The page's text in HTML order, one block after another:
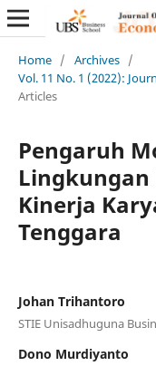
Home / Archives /
Vol. 11 No. 1 (2022):
Articles
Pengaruh
Lingkungan
Kinerja
Tenggara
Johan Trihantoro
STIE Unisadhuguna
Dono Murdiyanto